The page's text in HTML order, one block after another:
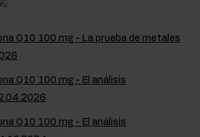
Q10 100 mg - La prueba de metales
Q10 100 mg - El análisis
Q10 100 mg - El análisis